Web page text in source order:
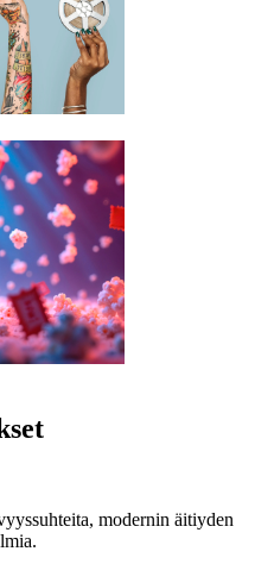
modernin äitiyden